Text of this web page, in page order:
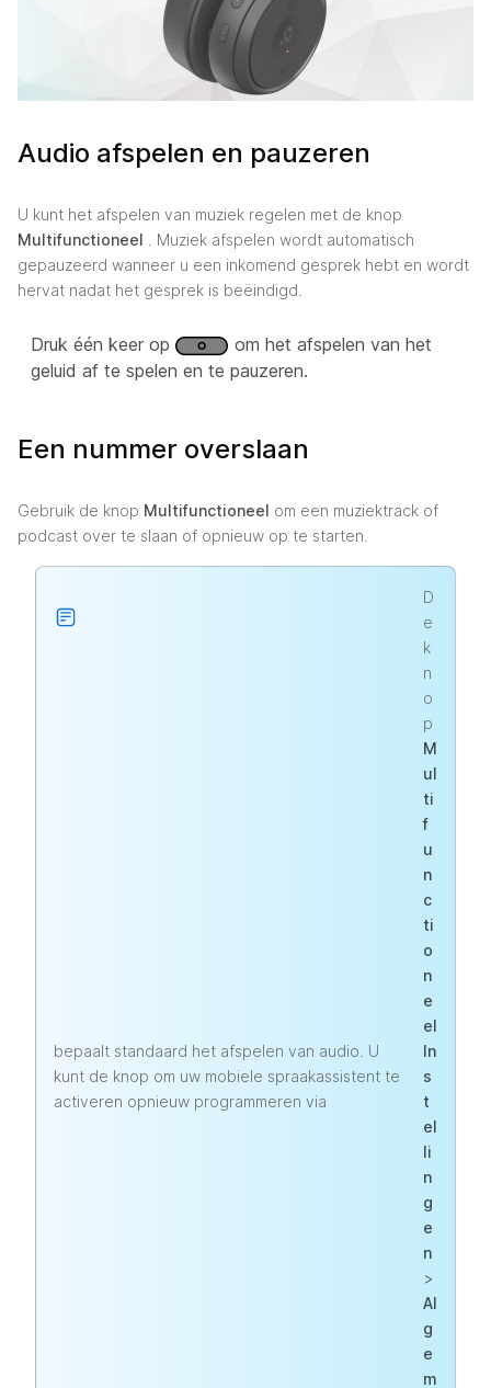
Audio afspelen en pauzeren
U kunt het afspelen van muziek regelen met de knop
Multifunctioneel . Muziek afspelen wordt automatisch
gepauzeerd wanneer u een inkomend gesprek hebt en wordt
hervat nadat het gesprek is beëindigd.
Druk één keer op
om het afspelen van het
geluid af te spelen en te pauzeren.
Een nummer overslaan
Gebruik de knop Multifunctioneel om een muziektrack of
podcast over te slaan of opnieuw op te starten.
D
e
k
n
o
p
M
ul
ti
f
u
n
c
ti
o
n
e
el
bepaalt standaard het afspelen van audio. U
kunt de knop om uw mobiele spraakassistent te
activeren opnieuw programmeren via
In
s
t
el
li
n
g
e
n
>
Al
g
e
m